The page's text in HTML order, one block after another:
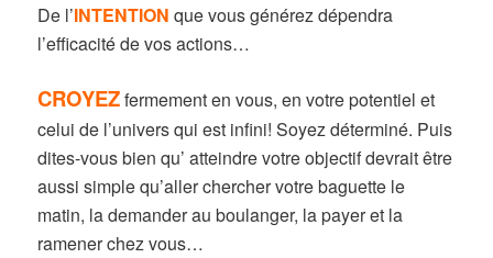
De l’INTENTION que vous générez dépendra
l’efficacité de vos actions…
CROYEZfermement en vous, en votre potentiel et
celui de l’univers qui est infini! Soyez déterminé. Puis
dites-vous bien qu’ atteindre votre objectif devrait être
aussi simple qu’aller chercher votre baguette le
matin, la demander au boulanger, la payer et la
ramener chez vous…